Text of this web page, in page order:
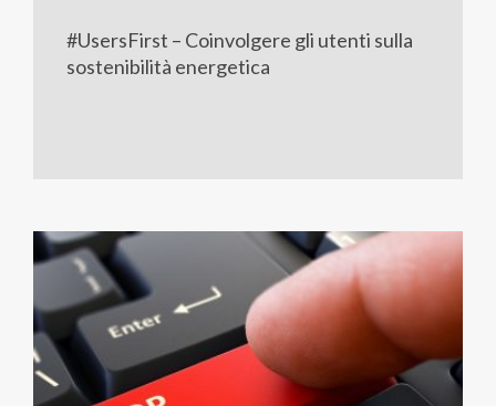
#UsersFirst – Coinvolgere gli utenti sulla
sostenibilità energetica